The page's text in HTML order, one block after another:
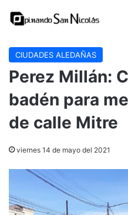
CIUDADES ALEDAÑAS
Perez Millán:
badén para
de calle Mitre
viernes 14 de mayo del 2021